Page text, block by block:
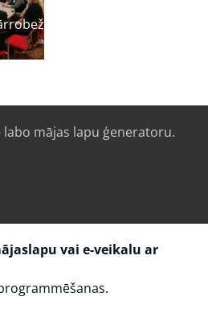
projekta partneri
labo mājas lapu ģeneratoru.
vai e-veikalu ar